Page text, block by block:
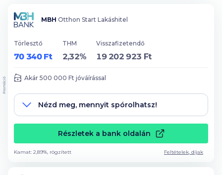
MBH Otthon Start Lakáshitel
Törlesztő
70 340 Ft
THM
2,32%
Visszafizetendő
19 202 923 Ft
Akár 500 000 Ft jóváírással
Nézd meg, mennyit spórolhatsz!
Részletek a bank oldalán
Kamat: 2,89%, rögzített Feltételek, díjak
Promóció